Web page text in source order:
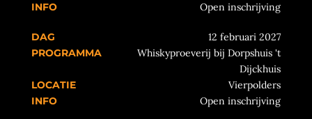
Open inschrijving
12 februari 2027
Whiskyproeverij bij Dorpshuis 't
Dijckhuis
Vierpolders
Open inschrijving